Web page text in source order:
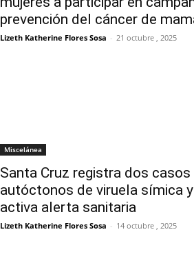
prevención del cáncer de
Lizeth Katherine Flores Sosa - 21 octubre , 2025
Miscelánea
Santa Cruz registra dos casos
autóctonos de viruela símica y
activa alerta sanitaria
Lizeth Katherine Flores Sosa - 14 octubre , 2025